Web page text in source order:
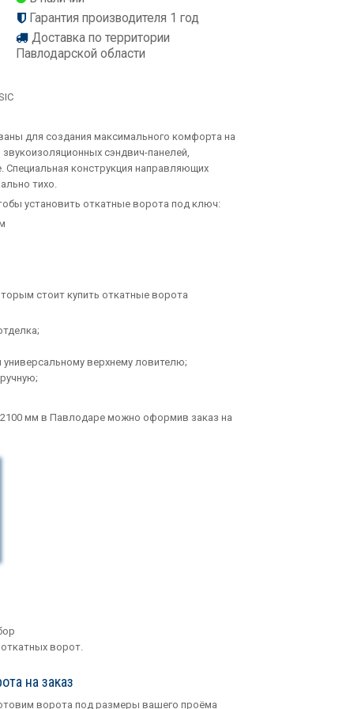
Гарантия производителя 1 год
Доставка по территории
Павлодарской области
для создания максимального комфорта на
сэндвич-панелей,
конструкция направляющих
тихо.
установить откатные ворота под ключ:
стоит купить откатные ворота
верхнему ловителю;
мм в Павлодаре можно оформив заказ на
ворот.
на заказ
ворота под размеры вашего проёма